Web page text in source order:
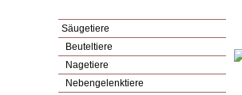
Säugetiere
Beuteltiere
Nagetiere
Nebengelenktiere